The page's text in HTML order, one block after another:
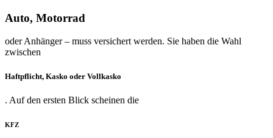
Auto, Motorrad
oder Anhänger – muss versichert werden. Sie haben die Wahl
zwischen
Haftpflicht, Kasko oder Vollkasko
. Auf den ersten Blick scheinen die
KFZ